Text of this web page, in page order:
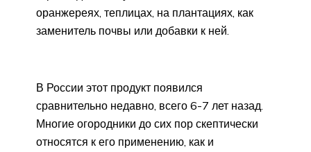
оранжереях, теплицах, на плантациях, как
заменитель почвы или добавки к ней.
В России этот продукт появился
сравнительно недавно, всего 6-7 лет назад.
Многие огородники до сих пор скептически
относятся к его применению, как и